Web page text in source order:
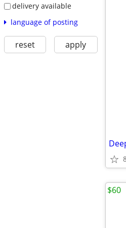
delivery available
language of posting
reset apply
$60